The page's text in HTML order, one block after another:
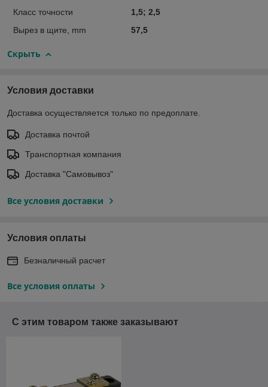
Класс точности
1,5; 2,5
Вырез в щите, mm
57,5
Скрыть
Условия доставки
Доставка осуществляется только по предоплате.
Доставка почтой
Транспортная компания
Доставка "Самовывоз"
Все условия доставки
Условия оплаты
Безналичный расчет
Все условия оплаты
С этим товаром также заказывают